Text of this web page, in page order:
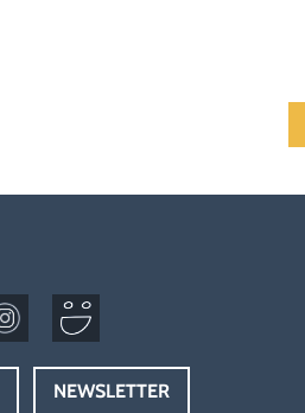
NEWSLETTER